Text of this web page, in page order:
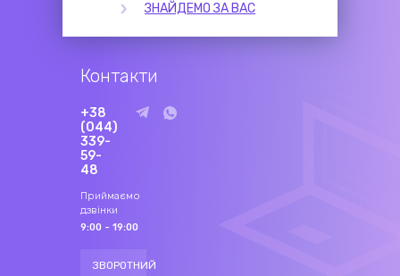
ЗНАЙДЕМО ЗА ВАС
Контакти
+38
(044)
339-
59-
48
Приймаємо
дзвінки
9:00 - 19:00
ЗВОРОТНИЙ